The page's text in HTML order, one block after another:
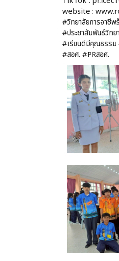
website :
#วิทยาลัยการอาชี
#ประชาสัมพันธ์วิทย
#เรียนดีมีคุณธรรม
#สอศ. #PRสอศ.